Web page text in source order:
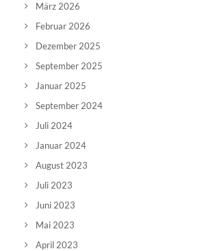
März 2026
Februar 2026
Dezember 2025
September 2025
Januar 2025
September 2024
Juli 2024
Januar 2024
August 2023
Juli 2023
Juni 2023
Mai 2023
April 2023